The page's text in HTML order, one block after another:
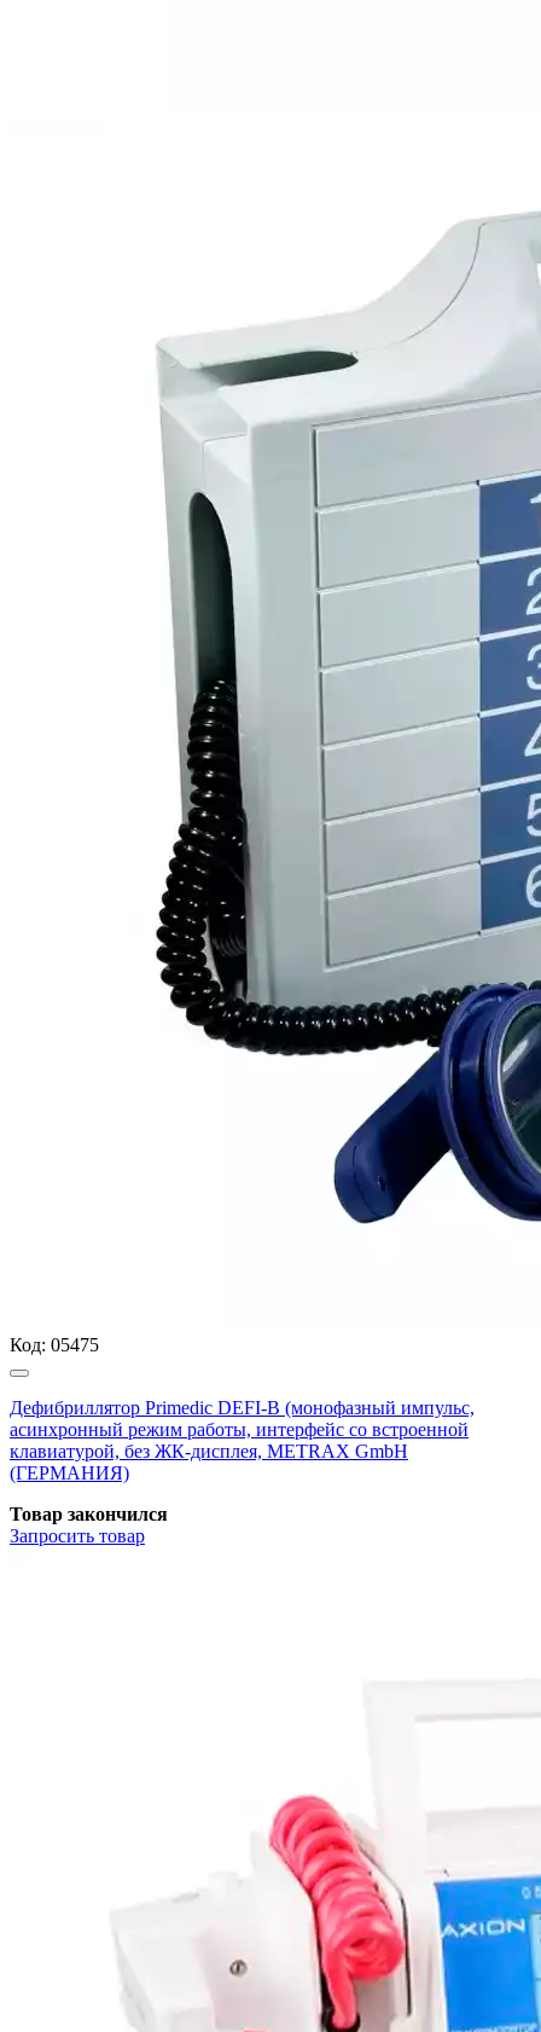
Код: 05475
Дефибриллятор Primedic DEFI-B (монофазный импульс,
асинхронный режим работы, интерфейс со встроенной
клавиатурой, без ЖК-дисплея, METRAX GmbH
(ГЕРМАНИЯ)
Товар закончился
Запросить товар